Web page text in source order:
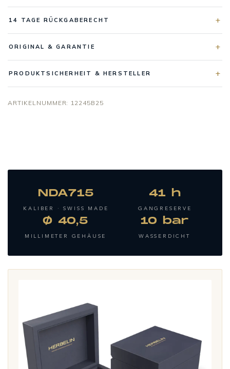
14 TAGE RÜCKGABERECHT
ORIGINAL & GARANTIE
PRODUKTSICHERHEIT & HERSTELLER
ARTIKELNUMMER: 12245B25
NDA715
KALIBER · SWISS MADE
41 h
GANGRESERVE
Ø 40,5
MILLIMETER GEHÄUSE
10 bar
WASSERDICHT